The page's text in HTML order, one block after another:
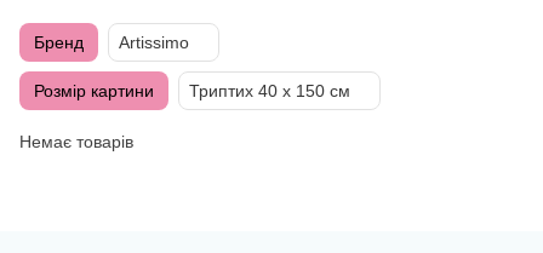
Бренд Artissimo
Розмір картини Триптих 40 х 150 см
Немає товарів